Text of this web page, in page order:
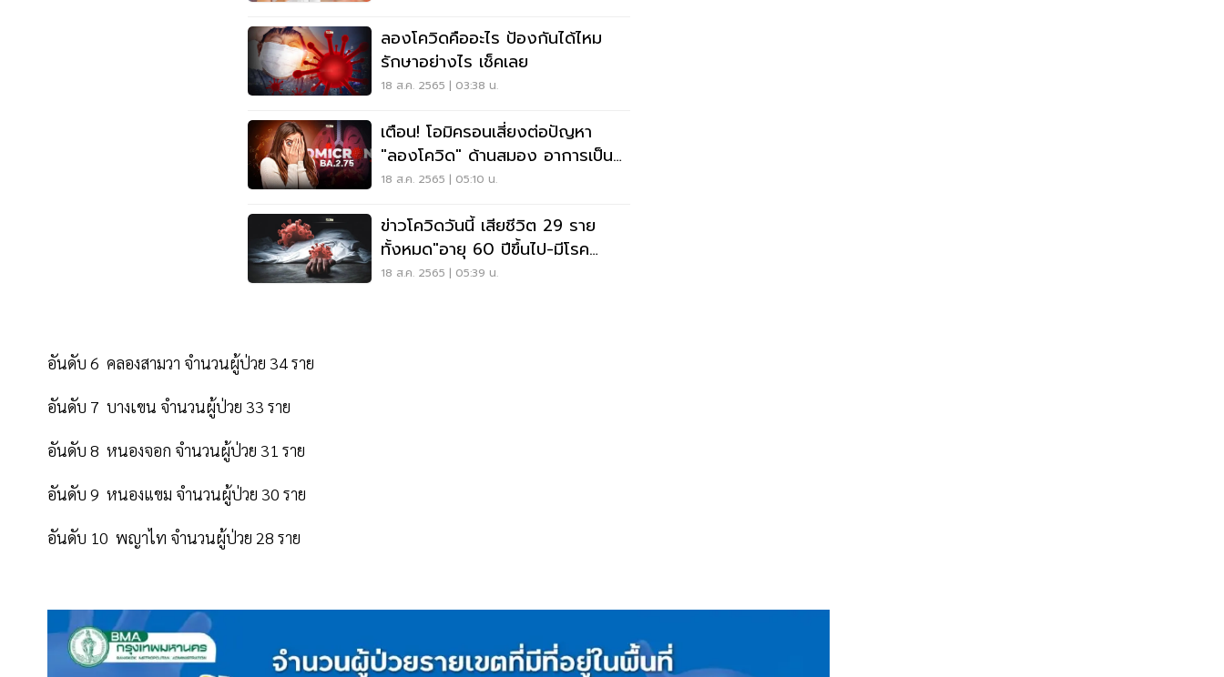
ลองโควิดคืออะไร ป้องกันได้ไหม
รักษาอย่างไร เช็คเลย
18 ส.ค. 2565 | 03:38 น.
เตือน! โอมิครอนเสี่ยงต่อปัญหา
"ลองโควิด" ด้านสมอง อาการเป็น
อย่างไร เช็คเลย
18 ส.ค. 2565 | 05:10 น.
ข่าวโควิดวันนี้ เสียชีวิต 29 ราย
ทั้งหมด"อายุ 60 ปีขึ้นไป-มีโรค
เรื้อรัง"
18 ส.ค. 2565 | 05:39 น.
อันดับ 6 คลองสามวา จำนวนผู้ป่วย 34 ราย
อันดับ 7 บางเขน จำนวนผู้ป่วย 33 ราย
อันดับ 8 หนองจอก จำนวนผู้ป่วย 31 ราย
อันดับ 9 หนองแขม จำนวนผู้ป่วย 30 ราย
อันดับ 10 พญาไท จำนวนผู้ป่วย 28 ราย